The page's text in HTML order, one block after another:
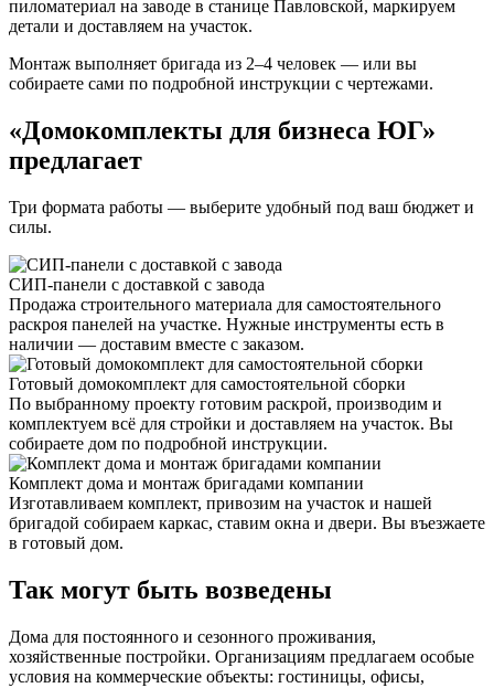
пиломатериал на заводе в станице Павловской, маркируем
детали и доставляем на участок.
Монтаж выполняет бригада из 2–4 человек — или вы
собираете сами по подробной инструкции с чертежами.
«Домокомплекты для бизнеса ЮГ»
предлагает
Три формата работы — выберите удобный под ваш бюджет и
силы.
СИП-панели с доставкой с завода
Продажа строительного материала для самостоятельного
раскроя панелей на участке. Нужные инструменты есть в
наличии — доставим вместе с заказом.
Готовый домокомплект для самостоятельной сборки
По выбранному проекту готовим раскрой, производим и
комплектуем всё для стройки и доставляем на участок. Вы
собираете дом по подробной инструкции.
Комплект дома и монтаж бригадами компании
Изготавливаем комплект, привозим на участок и нашей
бригадой собираем каркас, ставим окна и двери. Вы въезжаете
в готовый дом.
Так могут быть возведены
Дома для постоянного и сезонного проживания,
хозяйственные постройки. Организациям предлагаем особые
условия на коммерческие объекты: гостиницы, офисы,